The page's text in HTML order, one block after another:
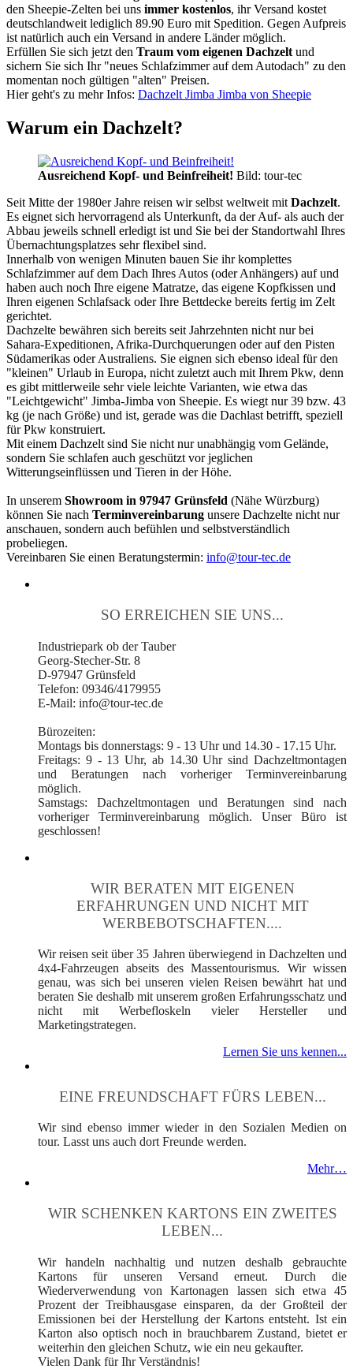
den Sheepie-Zelten bei uns immer kostenlos, ihr Versand kostet
deutschlandweit lediglich 89.90 Euro mit Spedition. Gegen Aufpreis
ist natürlich auch ein Versand in andere Länder möglich.
Erfüllen Sie sich jetzt den Traum vom eigenen Dachzelt und
sichern Sie sich Ihr "neues Schlafzimmer auf dem Autodach" zu den
momentan noch gültigen "alten" Preisen.
Hier geht's zu mehr Infos: Dachzelt Jimba Jimba von Sheepie
Warum ein Dachzelt?
Ausreichend Kopf- und Beinfreiheit! Bild: tour-tec
Seit Mitte der 1980er Jahre reisen wir selbst weltweit mit Dachzelt.
Es eignet sich hervorragend als Unterkunft, da der Auf- als auch der
Abbau jeweils schnell erledigt ist und Sie bei der Standortwahl Ihres
Übernachtungsplatzes sehr flexibel sind.
Innerhalb von wenigen Minuten bauen Sie ihr komplettes
Schlafzimmer auf dem Dach Ihres Autos (oder Anhängers) auf und
haben auch noch Ihre eigene Matratze, das eigene Kopfkissen und
Ihren eigenen Schlafsack oder Ihre Bettdecke bereits fertig im Zelt
gerichtet.
Dachzelte bewähren sich bereits seit Jahrzehnten nicht nur bei
Sahara-Expeditionen, Afrika-Durchquerungen oder auf den Pisten
Südamerikas oder Australiens. Sie eignen sich ebenso ideal für den
"kleinen" Urlaub in Europa, nicht zuletzt auch mit Ihrem Pkw, denn
es gibt mittlerweile sehr viele leichte Varianten, wie etwa das
"Leichtgewicht" Jimba-Jimba von Sheepie. Es wiegt nur 39 bzw. 43
kg (je nach Größe) und ist, gerade was die Dachlast betrifft, speziell
für Pkw konstruiert.
Mit einem Dachzelt sind Sie nicht nur unabhängig vom Gelände,
sondern Sie schlafen auch geschützt vor jeglichen
Witterungseinflüssen und Tieren in der Höhe.
In unserem Showroom in 97947 Grünsfeld (Nähe Würzburg)
können Sie nach Terminvereinbarung unsere Dachzelte nicht nur
anschauen, sondern auch befühlen und selbstverständlich
probeliegen.
Vereinbaren Sie einen Beratungstermin: info@tour-tec.de
SO ERREICHEN SIE UNS...
Industriepark ob der Tauber
Georg-Stecher-Str. 8
D-97947 Grünsfeld
Telefon: 09346/4179955
E-Mail: info@tour-tec.de
Bürozeiten:
Montags bis donnerstags: 9 - 13 Uhr und 14.30 - 17.15 Uhr.
Freitags: 9 - 13 Uhr, ab 14.30 Uhr sind Dachzeltmontagen
und Beratungen nach vorheriger Terminvereinbarung
möglich.
Samstags: Dachzeltmontagen und Beratungen sind nach
vorheriger Terminvereinbarung möglich. Unser Büro ist
geschlossen!
WIR BERATEN MIT EIGENEN
ERFAHRUNGEN UND NICHT MIT
WERBEBOTSCHAFTEN....
Wir reisen seit über 35 Jahren überwiegend in Dachzelten und
4x4-Fahrzeugen abseits des Massentourismus. Wir wissen
genau, was sich bei unseren vielen Reisen bewährt hat und
beraten Sie deshalb mit unserem großen Erfahrungsschatz und
nicht mit Werbefloskeln vieler Hersteller und
Marketingstrategen.
Lernen Sie uns kennen...
EINE FREUNDSCHAFT FÜRS LEBEN...
Wir sind ebenso immer wieder in den Sozialen Medien on
tour. Lasst uns auch dort Freunde werden.
Mehr…
WIR SCHENKEN KARTONS EIN ZWEITES
LEBEN...
Wir handeln nachhaltig und nutzen deshalb gebrauchte
Kartons für unseren Versand erneut. Durch die
Wiederverwendung von Kartonagen lassen sich etwa 45
Prozent der Treibhausgase einsparen, da der Großteil der
Emissionen bei der Herstellung der Kartons entsteht. Ist ein
Karton also optisch noch in brauchbarem Zustand, bietet er
weiterhin den gleichen Schutz, wie ein neu gekaufter.
Vielen Dank für Ihr Verständnis!